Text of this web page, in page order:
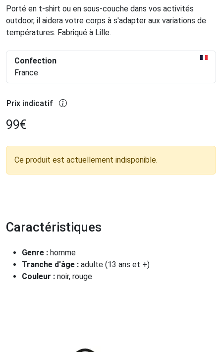
Porté en t-shirt ou en sous-couche dans vos activités
outdoor, il aidera votre corps à s'adapter aux variations de
températures. Fabriqué à Lille.
Confection
France
Prix indicatif
99€
Ce produit est actuellement indisponible.
Caractéristiques
Genre : homme
Tranche d'âge : adulte (13 ans et +)
Couleur : noir, rouge